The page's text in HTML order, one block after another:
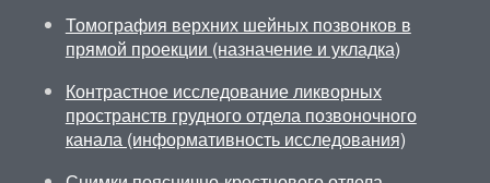
Томография верхних шейных позвонков в
прямой проекции (назначение и укладка)
Контрастное исследование ликворных
пространств грудного отдела позвоночного
канала (информативность исследования)